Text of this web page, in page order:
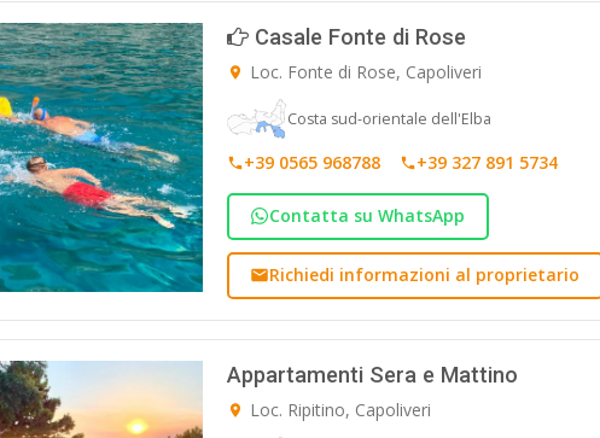
Casale Fonte di Rose
Loc. Fonte di Rose, Capoliveri
Costa sud-orientale dell'Elba
+39 0565 968788 +39 327 891 5734
Contatta su WhatsApp
Richiedi informazioni al proprietario
Appartamenti Sera e Mattino
Loc. Ripitino, Capoliveri